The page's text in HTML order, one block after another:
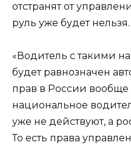
отстранят от
руль уже будет нельзя.
«Водитель с такими
будет равнозначен
прав в России вообще
национальное
уже не действуют, а
То есть права